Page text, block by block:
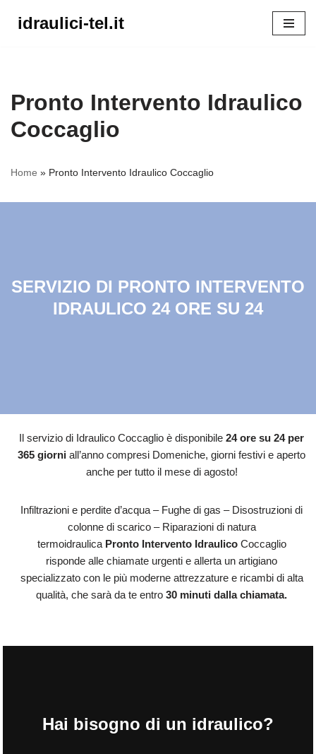
idraulici-tel.it
Home » Pronto Intervento Idraulico Coccaglio
Pronto Intervento Idraulico
Coccaglio
SERVIZIO DI PRONTO INTERVENTO
IDRAULICO 24 ORE SU 24
Il servizio di Idraulico Coccaglio è disponibile 24 ore su 24 per
365 giorni all’anno compresi Domeniche, giorni festivi e aperto
anche per tutto il mese di agosto!
Infiltrazioni e perdite d’acqua – Fughe di gas – Disostruzioni di
colonne di scarico – Riparazioni di natura
termoidraulica Pronto Intervento IdraulicoCoccaglio
risponde alle chiamate urgenti e allerta un artigiano
specializzato con le più moderne attrezzature e ricambi di alta
qualità, che sarà da te entro 30 minuti dalla chiamata.
Hai bisogno di un idraulico?